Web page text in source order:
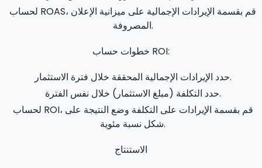
لحساب ROAS، قم بقسمة الإيرادات الإجمالية على ميزانية الإعلان
المصروفة.
خطوات حساب ROI:
حدد الإيرادات الإجمالية المحققة خلال فترة الاستثمار.
حدد التكلفة (مبلغ الاستثمار) خلال نفس الفترة.
لحساب ROI، قم بقسمة الإيرادات على التكلفة وضع النتيجة على
شكل نسبة مئوية.
الاستنتاج